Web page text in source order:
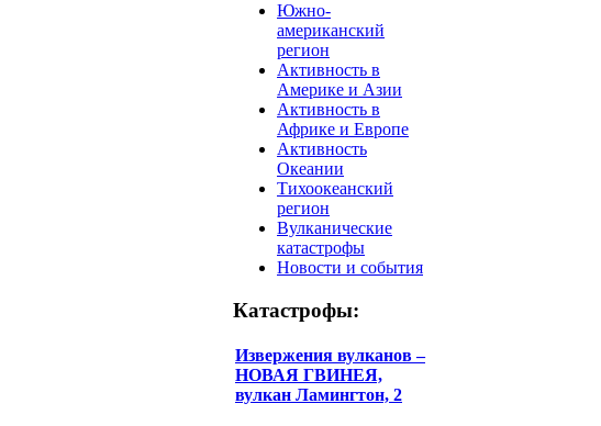
Южно-
американский
регион
Активность в
Америке и Азии
Активность в
Африке и Европе
Активность
Океании
Тихоокеанский
регион
Вулканические
катастрофы
Новости и события
Катастрофы:
Извержения вулканов –
НОВАЯ ГВИНЕЯ,
вулкан Ламингтон, 2